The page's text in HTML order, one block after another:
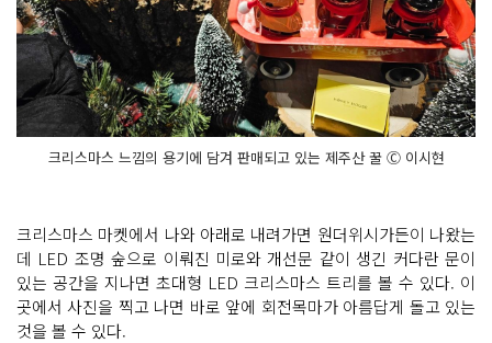
크리스마스 느낌의 용기에 담겨 판매되고 있는 제주산 꿀 Ⓒ 이시현
크리스마스 마켓에서 나와 아래로 내려가면 원더위시가든이 나왔는
데 LED 조명 숲으로 이뤄진 미로와 개선문 같이 생긴 커다란 문이
있는 공간을 지나면 초대형 LED 크리스마스 트리를 볼 수 있다. 이
곳에서 사진을 찍고 나면 바로 앞에 회전목마가 아름답게 돌고 있는
것을 볼 수 있다.